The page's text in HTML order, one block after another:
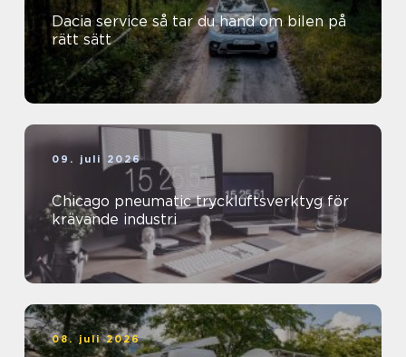
Dacia service så tar du hand om bilen på
rätt sätt
09. juli 2026
Chicago pneumatic tryckluftsverktyg för
krävande industri
08. juli 2026